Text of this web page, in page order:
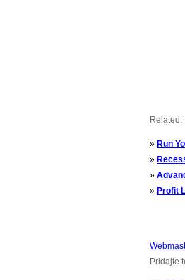
Related:
» Run
»
»
» Profit
Pridajte